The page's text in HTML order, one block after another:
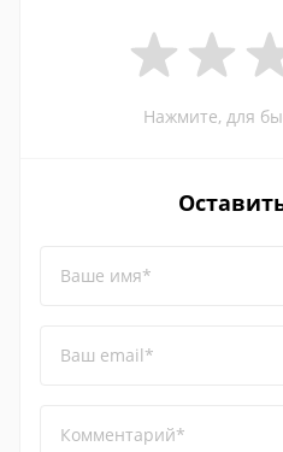
Нажмите, для
Ваше имя*
Ваш email*
Комментарий*